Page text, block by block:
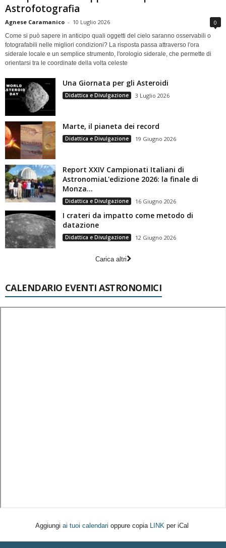
Astrofotografia
Agnese Caramanico - 10 Luglio 2026 0
Come si può sapere in anticipo quali oggetti del cielo saranno osservabili o
fotografabili nelle migliori condizioni? La risposta passa attraverso l'ora
siderale locale e un semplice strumento, l'orologio siderale, che permette di
orientarsi tra le coordinate della volta celeste
Una Giornata per gli Asteroidi
Didattica e Divulgazione 3 Luglio 2026
Marte, il pianeta dei record
Didattica e Divulgazione 19 Giugno 2026
Report XXIV Campionati Italiani di
AstronomiaL'edizione 2026: la finale di
Monza...
Didattica e Divulgazione 16 Giugno 2026
I crateri da impatto come metodo di
datazione
Didattica e Divulgazione 12 Giugno 2026
Carica altri
CALENDARIO EVENTI ASTRONOMICI
Aggiungi ai tuoi calendari oppure copia LINK per iCal